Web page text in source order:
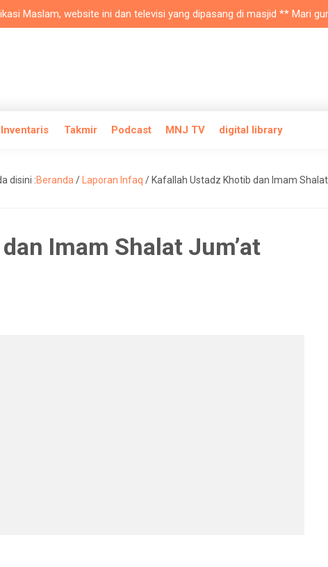
website ini dan televisi yang dipasang di masjid ** Mari
Inventaris Takmir Podcast MNJ TV digital library
disini :Beranda / Laporan Infaq / Kafallah Ustadz Khotib dan Imam
Imam Shalat Jum’at